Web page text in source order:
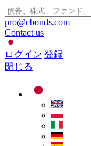
pro@cbonds.com
Contact us
ログイン 登録
閉じる